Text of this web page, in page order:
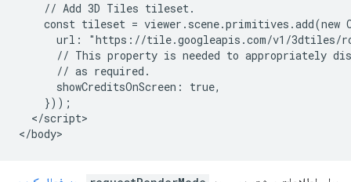
    // Add 3D Tiles tileset.
const tileset = viewer.scene.primitives.add(new
url: "https://tile.googleapis.com/v1/3dtiles/
// This property is needed to appropriately
      // as required.
      showCreditsOnScreen: true,
    }));
  </script>